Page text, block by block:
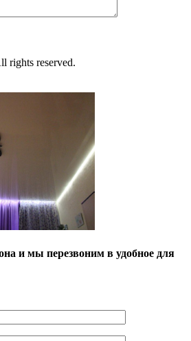
rights reserved.
и мы перезвоним в удобное для